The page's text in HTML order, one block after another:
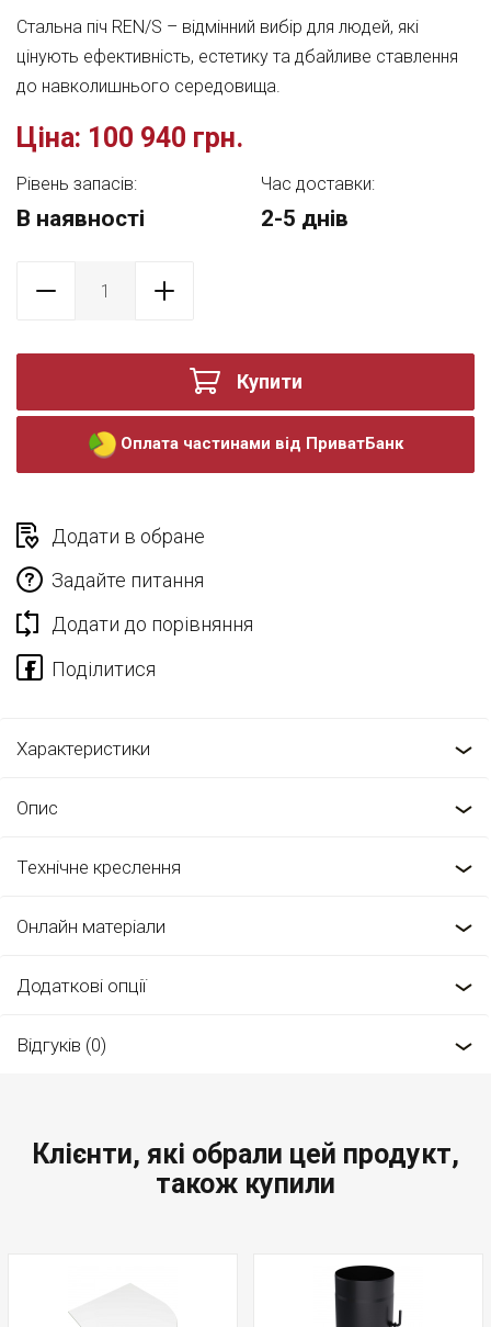
Стальна піч REN/S – відмінний вибір для людей, які
цінують ефективність, естетику та дбайливе ставлення
до навколишнього середовища.
Ціна: 100 940 грн.
Рівень запасів:
В наявності
Час доставки:
2-5 днів
Купити
Оплата частинами від ПриватБанк
Додати в обране
Задайте питання
Додати до порівняння
Характеристики
Опис
Технічне креслення
Онлайн матеріали
Додаткові опції
Відгуків (0)
Клієнти, які обрали цей продукт,
також купили